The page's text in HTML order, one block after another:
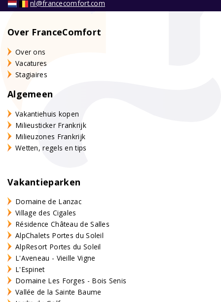
nl@francecomfort.com
Over FranceComfort
Over ons
Vacatures
Stagiaires
Algemeen
Vakantiehuis kopen
Milieusticker Frankrijk
Milieuzones Frankrijk
Wetten, regels en tips
Vakantieparken
Domaine de Lanzac
Village des Cigales
Résidence Château de Salles
AlpChalets Portes du Soleil
AlpResort Portes du Soleil
L'Aveneau - Vieille Vigne
L'Espinet
Domaine Les Forges - Bois Senis
Vallée de la Sainte Baume